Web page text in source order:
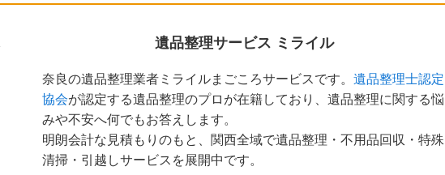
遺品整理サービス ミライル
奈良の遺品整理業者ミライルまごころサービスです。遺品整理士認定
協会が認定する遺品整理のプロが在籍しており、遺品整理に関する悩
みや不安へ何でもお答えします。
明朗会計な見積もりのもと、関西全域で遺品整理・不用品回収・特殊
清掃・引越しサービスを展開中です。